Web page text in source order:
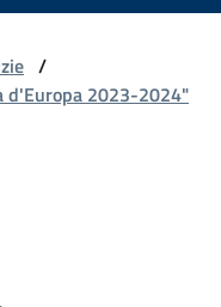
/
d'Europa 2023-2024"